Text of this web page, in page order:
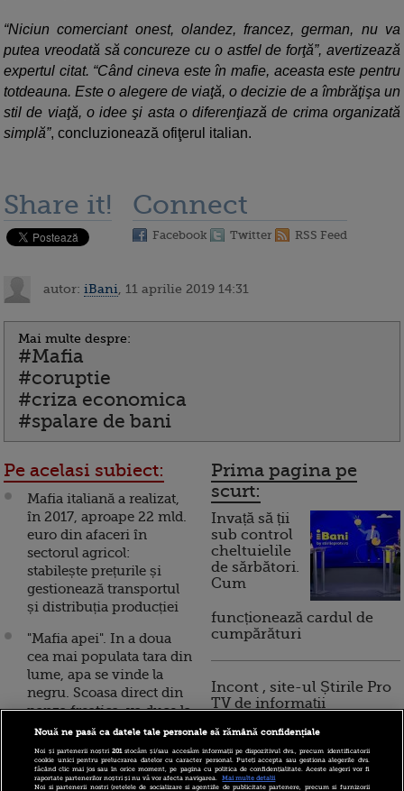
“Niciun comerciant onest, olandez, francez, german, nu va
putea vreodată să concureze cu o astfel de forţă”, avertizează
expertul citat. “Când cineva este în mafie, aceasta este pentru
totdeauna. Este o alegere de viaţă, o decizie de a îmbrăţişa un
stil de viaţă, o idee şi asta o diferenţiază de crima organizată
simplă”, concluzionează ofiţerul italian.
Share it! Connect
Facebook Twitter RSS Feed
autor: iBani , 11 aprilie 2019 14:31
Mai multe despre:
#Mafia
#coruptie
#criza economica
#spalare de bani
Pe acelasi subiect:
Mafia italiană a realizat,
în 2017, aproape 22 mld.
euro din afaceri în
sectorul agricol:
stabilește prețurile și
gestionează transportul
și distribuția producției
"Mafia apei". In a doua
cea mai populata tara din
lume, apa se vinde la
negru. Scoasa direct din
panza freatica, va duce la
costuri sociale si
economice devastatoare
Presedintele Italiei,
Prima pagina pe
scurt:
Invață să ții
sub control
cheltuielile
de sărbători.
Cum
funcționează cardul de
cumpărături
Incont , site-ul Știrile Pro
TV de informații
financiară, a devenit iBani
Nouă ne pasă ca datele tale personale să rămână confidențiale
Noi și partenerii noștri201stocăm și/sau accesăm informații pe dispozitivul dvs., precum identificatorii
cookie unici pentru prelucrarea datelor cu caracter personal. Puteți accepta sau gestiona alegerile dvs.
făcând clic mai jos sau în orice moment, pe pagina cu politica de confidențialitate. Aceste alegeri vor fi
raportate partenerilor noștri și nu vă vor afecta navigarea.
Mai multe detalii
Noi si partenerii nostri (retelele de socializare si agentiile de publicitate partenere, precum si furnizorii